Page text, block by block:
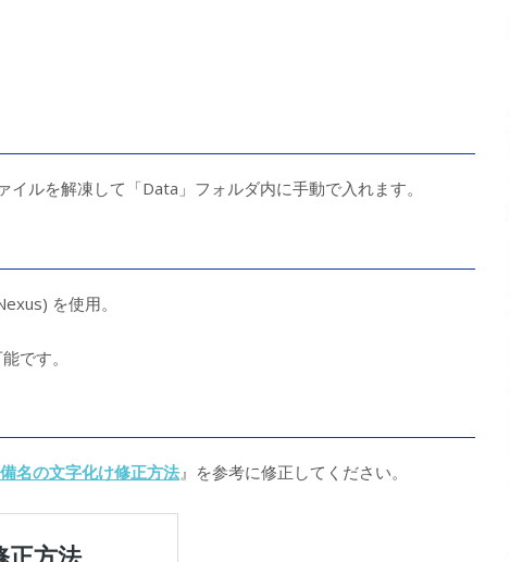
ルを解凍して「Data」フォルダ内に手動で入れます。
を使用。
です。
名の文字化け修正方法』を参考に修正してください。